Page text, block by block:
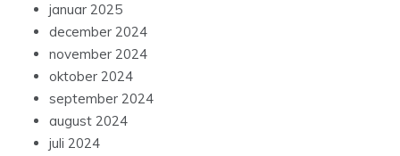
januar 2025
december 2024
november 2024
oktober 2024
september 2024
august 2024
juli 2024